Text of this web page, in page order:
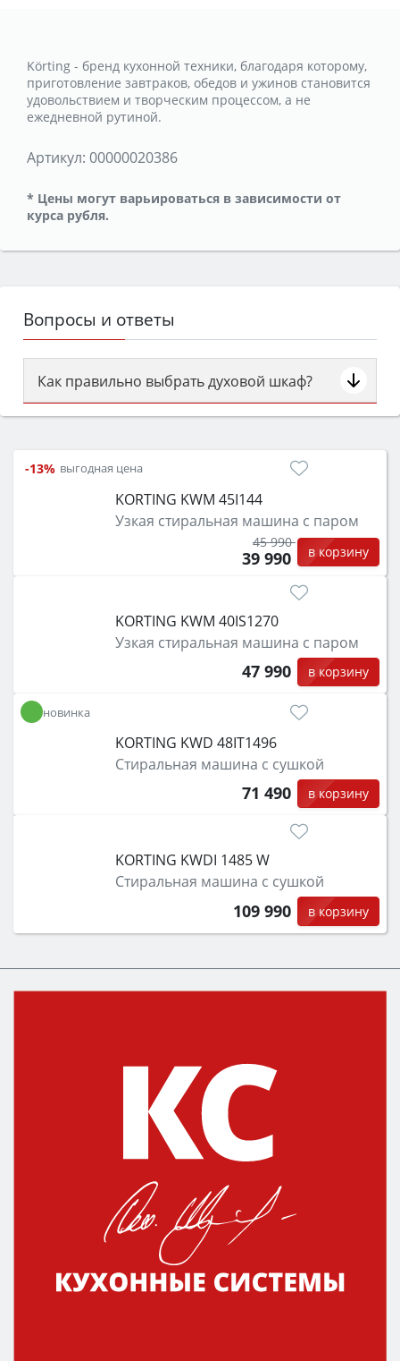
Körting - бренд кухонной техники, благодаря которому,
приготовление завтраков, обедов и ужинов становится
удовольствием и творческим процессом, а не
ежедневной рутиной.
Артикул: 00000020386
* Цены могут варьироваться в зависимости от
курса рубля.
Вопросы и ответы
Как правильно выбрать духовой шкаф?
Сначала определитесь с типом (газовый или
затем смотрите на объём 50–70 л для семьи,
класс энергопотребления не ниже A и нужные
функции (конвекция, гриль, самоочистка,
защита от детей).
-13% выгодная цена
KORTING KWM 45I144
Узкая стиральная машина с паром
45 990
39 990 в корзину
KORTING KWM 40IS1270
Узкая стиральная машина с паром
47 990 в корзину
новинка
KORTING KWD 48IT1496
Стиральная машина с сушкой
71 490 в корзину
KORTING KWDI 1485 W
Стиральная машина с сушкой
109 990 в корзину